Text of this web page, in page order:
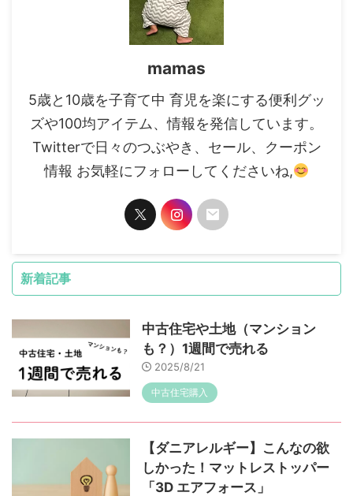
mamas
5歳と10歳を子育て中 育児を楽にする便利グッ
ズや100均アイテム、情報を発信しています。
Twitterで日々のつぶやき、セール、クーポン
情報 お気軽にフォローしてくださいね,
新着記事
中古住宅や土地（マンション
も？）1週間で売れる
2025/8/21
中古住宅購入
【ダニアレルギー】こんなの欲
しかった！マットレストッパー
「3D エアフォース」